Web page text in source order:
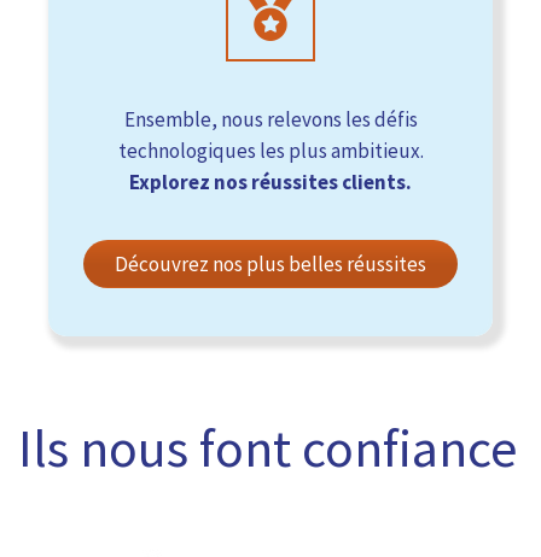
Ensemble, nous relevons les défis
technologiques les plus ambitieux.
Explorez nos réussites clients.
Découvrez nos plus belles réussites
Ils nous font confiance